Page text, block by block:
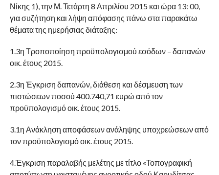
Νίκης 1), την Μ. Τετάρτη 8 Απριλίου 2015 και ώρα 13: 00,
για συζήτηση και λήψη απόφασης πάνω στα παρακάτω
θέματα της ημερήσιας διάταξης:
1.3η Τροποποίηση προϋπολογισμού εσόδων – δαπανών
οικ. έτους 2015.
2.3η Έγκριση δαπανών, διάθεση και δέσμευση των
πιστώσεων ποσού 400.740,71 ευρώ από τον
προϋπολογισμό οικ. έτους 2015.
3.1η Ανάκληση αποφάσεων ανάληψης υποχρεώσεων από
τον προϋπολογισμό οικ. έτους 2015.
4.Έγκριση παραλαβής μελέτης με τίτλο «Τοπογραφική